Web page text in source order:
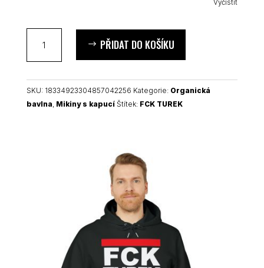
Vyčistit
TUREK
organická
s
kapucí
PŘIDAT DO KOŠÍKU
SKU: 18334923304857042256 Kategorie: Organická
bavlna Mikiny s kapucí Štítek: FCK TUREK